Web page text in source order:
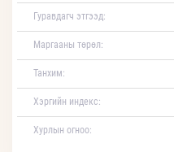
Гуравдагч этгээд:
Маргааны төрөл:
Танхим:
Хэргийн индекс:
Хурлын огноо: